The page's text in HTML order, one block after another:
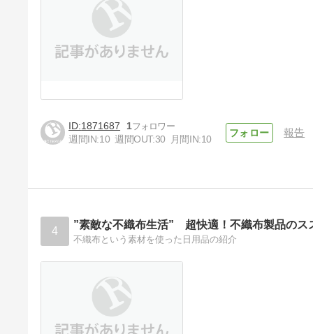
1871687
1
週間IN:10 週間OUT:30 月間IN:10
報告
4 ”素敵な不織布生活” 超快適！不織布製品のス
不織布という素材を使った日用品の紹介